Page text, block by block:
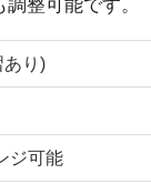
整可能です。
あり)
ジ可能